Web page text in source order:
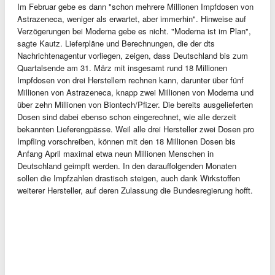
Im Februar gebe es dann "schon mehrere Millionen Impfdosen von
Astrazeneca, weniger als erwartet, aber immerhin". Hinweise auf
Verzögerungen bei Moderna gebe es nicht. "Moderna ist im Plan",
sagte Kautz. Lieferpläne und Berechnungen, die der dts
Nachrichtenagentur vorliegen, zeigen, dass Deutschland bis zum
Quartalsende am 31. März mit insgesamt rund 18 Millionen
Impfdosen von drei Herstellern rechnen kann, darunter über fünf
Millionen von Astrazeneca, knapp zwei Millionen von Moderna und
über zehn Millionen von Biontech/Pfizer. Die bereits ausgelieferten
Dosen sind dabei ebenso schon eingerechnet, wie alle derzeit
bekannten Lieferengpässe. Weil alle drei Hersteller zwei Dosen pro
Impfling vorschreiben, können mit den 18 Millionen Dosen bis
Anfang April maximal etwa neun Millionen Menschen in
Deutschland geimpft werden. In den darauffolgenden Monaten
sollen die Impfzahlen drastisch steigen, auch dank Wirkstoffen
weiterer Hersteller, auf deren Zulassung die Bundesregierung hofft.